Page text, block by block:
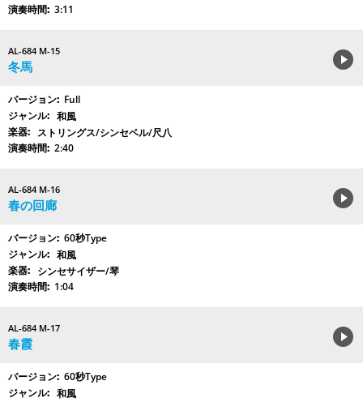
3:11
AL-684 M-15
冬馬
Full
和風
ストリングス/シンセベル/尺八
2:40
AL-684 M-16
春の回廊
60秒Type
和風
シンセサイザー/琴
1:04
AL-684 M-17
春霞
60秒Type
和風